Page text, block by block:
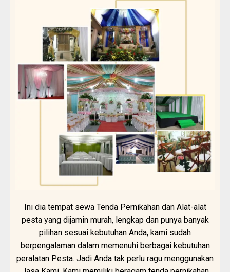
Ini dia tempat sewa Tenda Pernikahan dan Alat-alat
pesta yang dijamin murah, lengkap dan punya banyak
pilihan sesuai kebutuhan Anda, kami sudah
berpengalaman dalam memenuhi berbagai kebutuhan
peralatan Pesta. Jadi Anda tak perlu ragu menggunakan